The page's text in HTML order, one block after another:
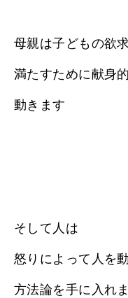
母親は子どもの欲
満たすために献身
動きます
そして人は
怒りによって人を
方法論を手に入れ